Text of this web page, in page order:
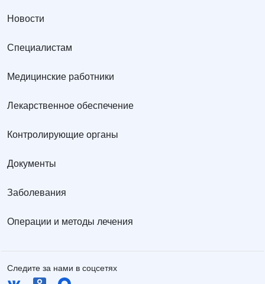
Новости
Специалистам
Медицинские работники
Лекарственное обеспечение
Контролирующие органы
Документы
Заболевания
Операции и методы лечения
Следите за нами в соцсетях